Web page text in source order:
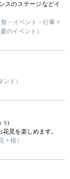
スのステージなどイ
・イベント・行事 >
のイベント）
ド）
う)
見を楽しめます。
> 桜）